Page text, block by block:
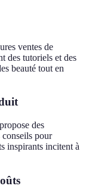
ventes de
des tutoriels et des
beauté tout en
propose des
conseils pour
inspirants incitent à